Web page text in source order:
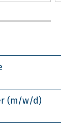
(m/w/d)